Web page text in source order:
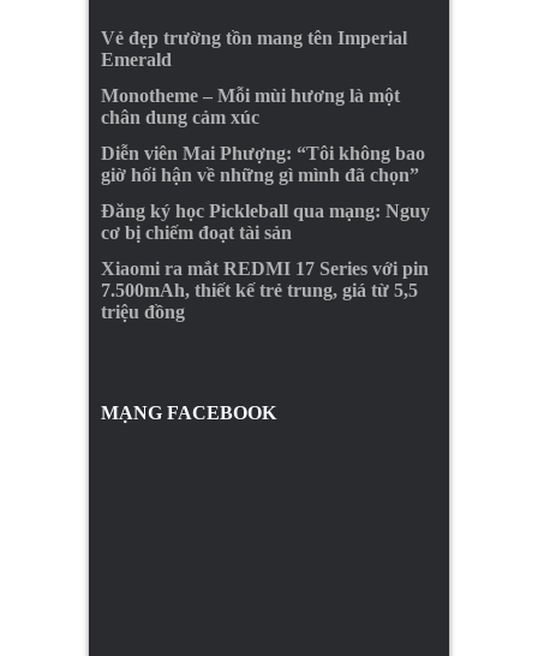
Vẻ đẹp trường tồn mang tên Imperial
Emerald
Monotheme – Mỗi mùi hương là một
chân dung cảm xúc
Diễn viên Mai Phượng: “Tôi không bao
giờ hối hận về những gì mình đã chọn”
Đăng ký học Pickleball qua mạng: Nguy
cơ bị chiếm đoạt tài sản
Xiaomi ra mắt REDMI 17 Series với pin
7.500mAh, thiết kế trẻ trung, giá từ 5,5
triệu đồng
MẠNG FACEBOOK